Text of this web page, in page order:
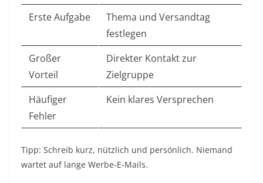
Erste Aufgabe
Thema und Versandtag
festlegen
Großer
Vorteil
Direkter Kontakt zur
Zielgruppe
Häufiger
Fehler
Kein klares Versprechen
Tipp: Schreib kurz, nützlich und persönlich. Niemand
wartet auf lange Werbe-E-Mails.